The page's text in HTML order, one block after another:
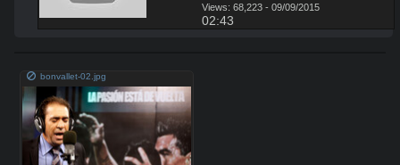
Views: 68,223 - 09/09/2015
02:43
bonvallet-02.jpg